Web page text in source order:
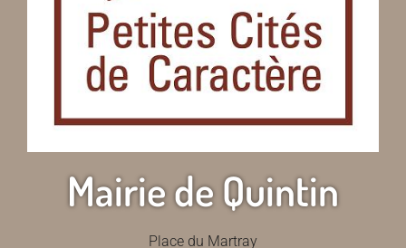
Mairie de Quintin
Place du Martray